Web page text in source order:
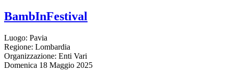
BambInFestival
Luogo: Pavia
Regione: Lombardia
Organizzazione: Enti Vari
Domenica 18 Maggio 2025